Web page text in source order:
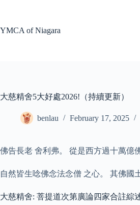
YMCA of Niagara
大慈精舍5大好處2026!（持續更新）
benlau February 17, 2025
佛告長老 舍利弗。 從是西方過十萬億
自然皆生唸佛念法念僧 之心。 其佛國
大慈精舍: 菩提道次第廣論四家合註綜